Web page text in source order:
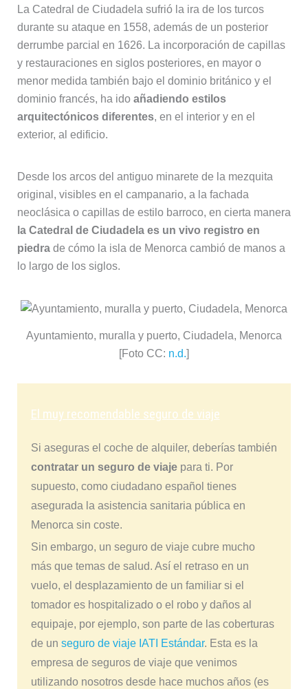
La Catedral de Ciudadela sufrió la ira de los turcos
durante su ataque en 1558, además de un posterior
derrumbe parcial en 1626. La incorporación de capillas
y restauraciones en siglos posteriores, en mayor o
menor medida también bajo el dominio británico y el
dominio francés, ha ido añadiendo estilos
arquitectónicos diferentes, en el interior y en el
exterior, al edificio.
Desde los arcos del antiguo minarete de la mezquita
original, visibles en el campanario, a la fachada
neoclásica o capillas de estilo barroco, en cierta manera
la Catedral de Ciudadela es un vivo registro en
piedrade cómo la isla de Menorca cambió de manos a
lo largo de los siglos.
Ayuntamiento, muralla y puerto, Ciudadela, Menorca
[Foto CC: n.d.]
El muy recomendable seguro de viaje
Si aseguras el coche de alquiler, deberías también
contratar un seguro de viajepara ti. Por
supuesto, como ciudadano español tienes
asegurada la asistencia sanitaria pública en
Menorca sin coste.
Sin embargo, un seguro de viaje cubre mucho
más que temas de salud. Así el retraso en un
vuelo, el desplazamiento de un familiar si el
tomador es hospitalizado o el robo y daños al
equipaje, por ejemplo, son parte de las coberturas
de un seguro de viaje IATI Estándar. Esta es la
empresa de seguros de viaje que venimos
utilizando nosotros desde hace muchos años (es